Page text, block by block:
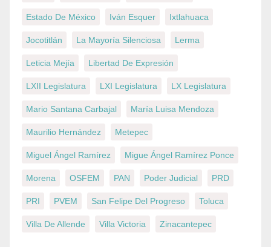
Estado De México Iván Esquer Ixtlahuaca
Jocotitlán La Mayoría Silenciosa Lerma
Leticia Mejía Libertad De Expresión
LXII Legislatura LXI Legislatura LX Legislatura
Mario Santana Carbajal María Luisa Mendoza
Maurilio Hernández Metepec
Miguel Ángel Ramírez Migue Ángel Ramírez Ponce
Morena OSFEM PAN Poder Judicial PRD
PRI PVEM San Felipe Del Progreso Toluca
Villa De Allende Villa Victoria Zinacantepec